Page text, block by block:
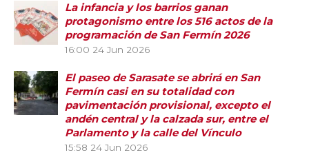
La infancia y los barrios ganan
protagonismo entre los 516 actos de la
programación de San Fermín 2026
16:00 24 Jun 2026
El paseo de Sarasate se abrirá en San
Fermín casi en su totalidad con
pavimentación provisional, excepto el
andén central y la calzada sur, entre el
Parlamento y la calle del Vínculo
15:58 24 Jun 2026